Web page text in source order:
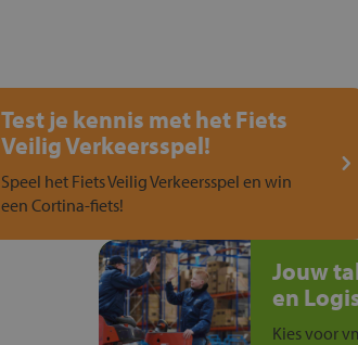
Test je kennis met het Fiets
Veilig Verkeersspel!
Speel het Fiets Veilig Verkeersspel en win
een Cortina-fiets!
Jouw
en
Kies voor